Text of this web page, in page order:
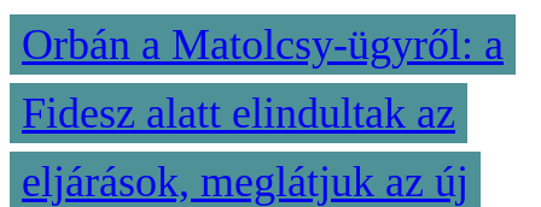
Orbán a Matolcsy-ügyről: a
Fidesz alatt elindultak az
eljárások, meglátjuk az új